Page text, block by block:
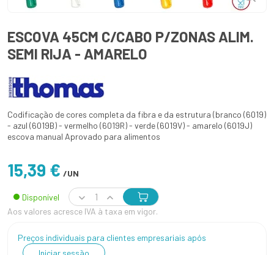
ESCOVA 45CM C/CABO P/ZONAS ALIM.
SEMI RIJA - AMARELO
Codificação de cores completa da fibra e da estrutura (branco (6019)
- azul (6019B) - vermelho (6019R) - verde (6019V) - amarelo (6019J)
escova manual Aprovado para alimentos
15,39 € /UN
Disponível
Aos valores acresce IVA à taxa em vigor.
Preços individuais para clientes empresariais após
Iniciar sessão